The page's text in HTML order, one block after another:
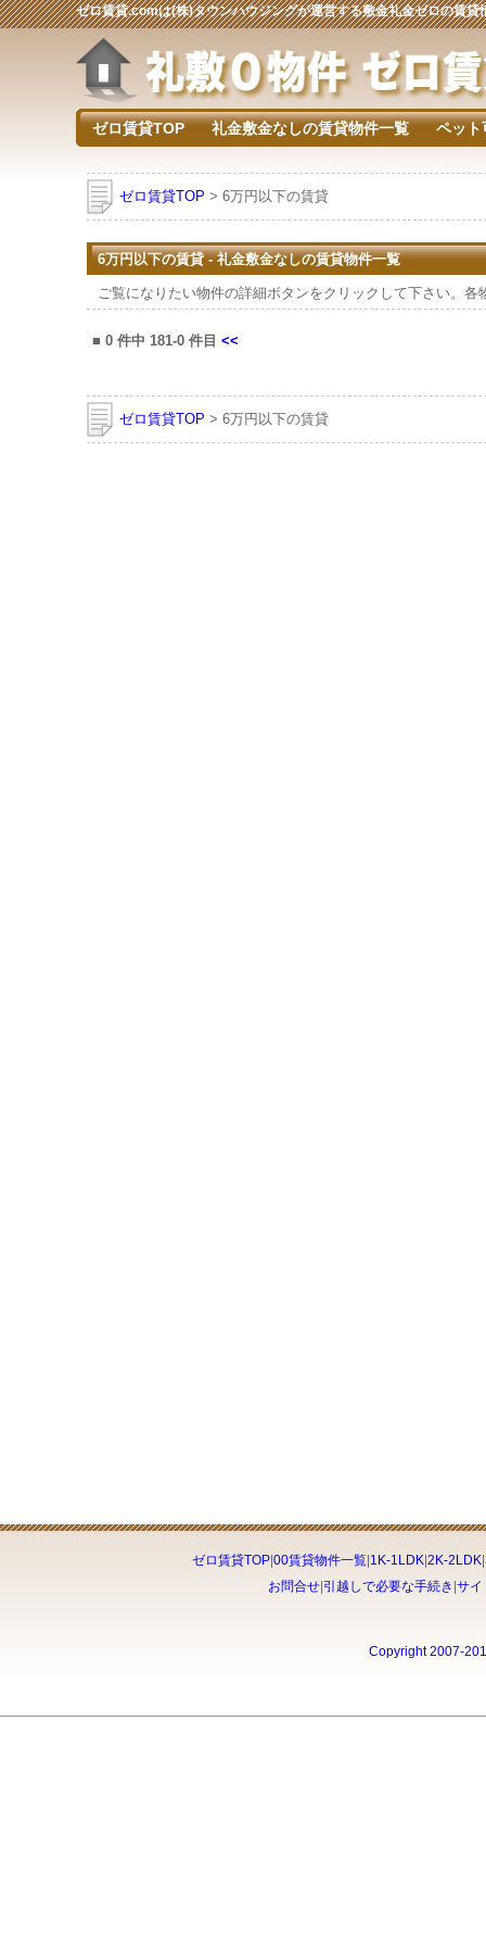
ゼロ賃貸.comは(株)タウンハウジングが運営する敷金礼金ゼロの賃貸
ゼロ賃貸TOP 礼金敷金なしの賃貸物件一覧 ペット
ゼロ賃貸TOP > 6万円以下の賃貸
6万円以下の賃貸 - 礼金敷金なしの賃貸物件一覧
ご覧になりたい物件の詳細ボタンをクリックして下さい。各
■ 0 件中 181-0 件目 <<
ゼロ賃貸TOP > 6万円以下の賃貸
ゼロ賃貸TOP| 00賃貸物件一覧| 1K-1LDK| 2K-2LDK|
お問合せ 引越しで必要な手続き サイ
Copyright 2007-